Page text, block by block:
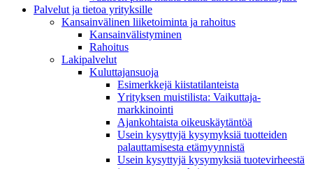
Palvelut ja tietoa yrityksille
Kansainvälinen liiketoiminta ja rahoitus
Kansain­välistyminen
Rahoitus
Lakipalvelut
Kuluttajansuoja
Esimerkkejä kiistatilanteista
Yrityksen muistilista: Vaikuttaja­
markkinointi
Ajankohtaista oikeuskäytäntöä
Usein kysyttyjä kysymyksiä tuotteiden
palauttamisesta etämyynnistä
Usein kysyttyjä kysymyksiä tuotevirheestä